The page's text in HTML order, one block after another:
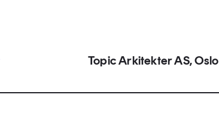
Topic Arkitekter AS, Oslo